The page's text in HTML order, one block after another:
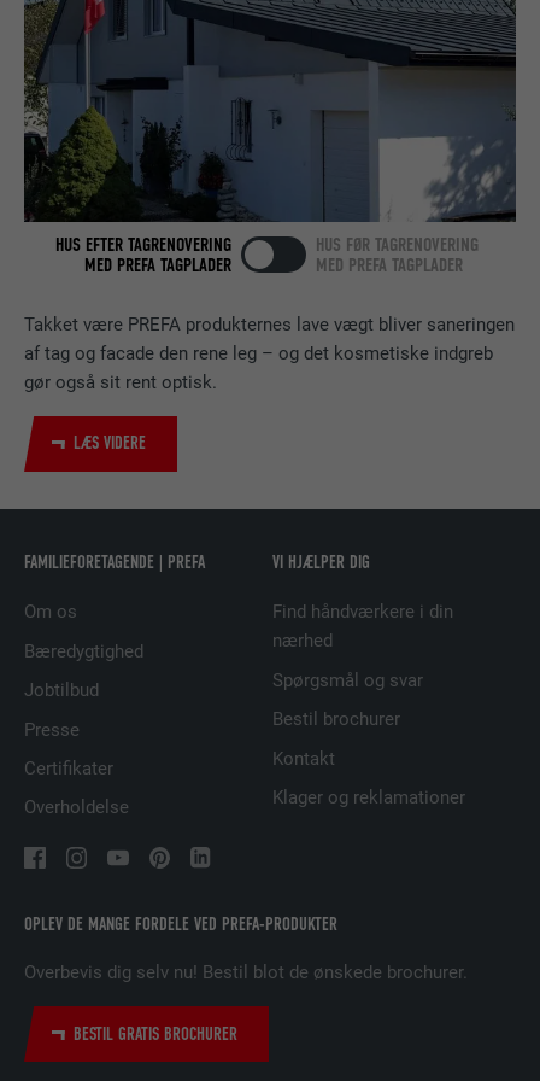
Takket være PREFA produkternes lave vægt bliver saneringen
af tag og facade den rene leg – og det kosmetiske indgreb
gør også sit rent optisk.
LÆS VIDERE
HUS EFTER TAGRENOVERING
MED PREFA TAGPLADER
HUS FØR TAGRENOVERING
MED PREFA TAGPLADER
OPLEV DE MANGE FORDELE VED PREFA-PRODUKTER
Overbevis dig selv nu! Bestil blot de ønskede brochurer.
BESTIL GRATIS BROCHURER
FAMILIEFORETAGENDE | PREFA
Om os
Bæredygtighed
Jobtilbud
Presse
Certifikater
Overholdelse
VI HJÆLPER DIG
Find håndværkere i din
nærhed
Spørgsmål og svar
Bestil brochurer
Kontakt
Klager og reklamationer
Indeholder ingen identifikatorer.
Indstilles af LinkedIn, når et websted
indeholder et indlejret "Følg os"-vindue.
NAVN bcookie
UDBYDER LinkedIn
FORLØB 2 år
FORMÅL
Bruges af den sociale netværkstjeneste
LinkedIn til at spore brugen af indlejrede
tjenester.
NAVN
UDBYDER LinkedIn
FORLØB 2 år
FORMÅL
Bruges af den sociale netværkstjeneste
LinkedIn til at spore brugen af indlejrede
UserMatchHistory
UDBYDER
FORLØB 29 dage
Bruges til at spore besøgende på tværs af
annoncer baseret på den besøgendes